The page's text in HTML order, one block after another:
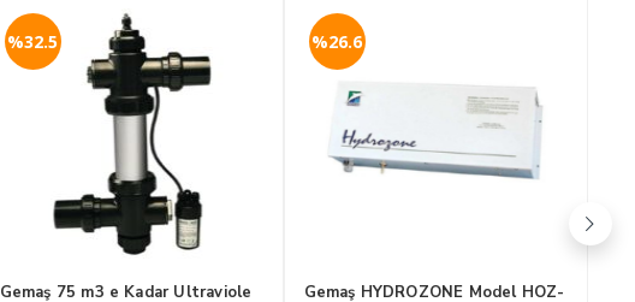
Gemaş 75 m3 e Kadar Ultraviole
%32.5
Gemaş HYDROZONE Model HOZ-
%26.6